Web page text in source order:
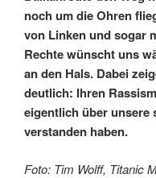
noch um die Ohren
von Linken und sogar
Rechte wünscht uns
an den Hals. Dabei
deutlich: Ihren
eigentlich über unsere
verstanden haben.
Foto: Tim Wolff, Titanic